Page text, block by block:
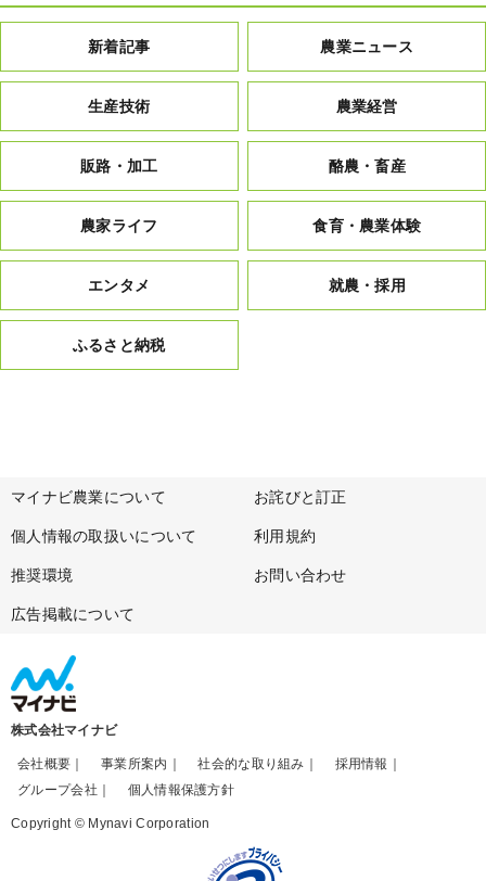
新着記事 農業ニュース
生産技術 農業経営
販路・加工 酪農・畜産
農家ライフ 食育・農業体験
エンタメ 就農・採用
ふるさと納税
マイナビ農業について お詫びと訂正
個人情報の取扱いについて 利用規約
推奨環境 お問い合わせ
広告掲載について
株式会社マイナビ
会社概要 事業所案内 社会的な取り組み
採用情報
グループ会社
個人情報保護方針
Copyright © Mynavi Corporation